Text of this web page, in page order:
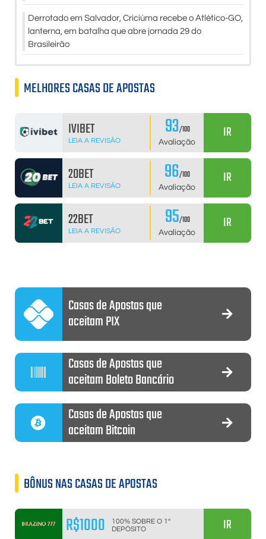
Derrotado em Salvador, Criciúma recebe o Atlético-GO,
lanterna, em batalha que abre jornada 29 do
Brasileirão
MELHORES CASAS DE APOSTAS
IVIBET
LEIA A REVISÃO 93/100
Avaliação
IR
20BET
LEIA A REVISÃO 96/100
Avaliação
IR
22BET
LEIA A REVISÃO 95/100
Avaliação
IR
Casas de Apostas que
aceitam PIX
Casas de Apostas que
aceitam Boleto Bancário
Casas de Apostas que
aceitam Bitcoin
BÔNUS NAS CASAS DE APOSTAS
R$1000
100% SOBRE O 1º
DEPÓSITO
IR